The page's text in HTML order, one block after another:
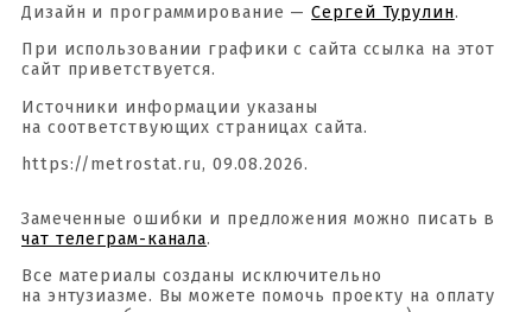
Дизайн и программирование —Сергей Турулин.
При использовании графики с сайта ссылка на этот
сайт приветствуется.
Источники информации указаны
на соответствующих страницах сайта.
https://metrostat.ru, 09.08.2026.
Замеченные ошибки и предложения можно писать в
чат телеграм-канала.
Все материалы созданы исключительно
на энтузиазме. Вы можете помочь проекту на оплату